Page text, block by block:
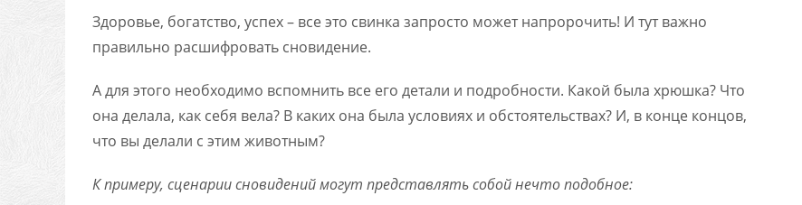
Здоровье, богатство, успех – все это свинка запросто может напророчить! И тут важно
правильно расшифровать сновидение.
А для этого необходимо вспомнить все его детали и подробности. Какой была хрюшка? Что
она делала, как себя вела? В каких она была условиях и обстоятельствах? И, в конце концов,
что вы делали с этим животным?
К примеру, сценарии сновидений могут представлять собой нечто подобное: